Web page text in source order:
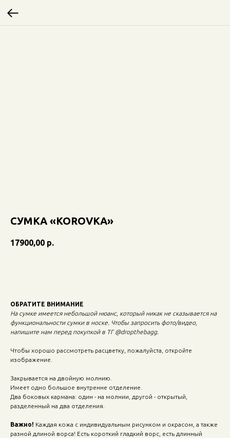
СУМКА «KOROVKA»
17900,00 р.
ОБРАТИТЕ ВНИМАНИЕ
На сумке имеется небольшой нюанс, который никак не сказывается на
функциональности сумки в носке. Чтобы запросить фото/видео,
напишите нам перед покупкой в ТГ @dropthebagg.
Чтобы хорошо рассмотреть расцветку, пожалуйста, откройте
изображение.
Закрывается на двойную молнию.
Имеет одно большое внутренне отделение.
Два боковых кармана: один - на молнии, другой - открытый,
разделенный на два отделения.
Важно! Каждая кожа с индивидуальным рисунком и окрасом, а также
разной длиной ворса! Есть короткий гладкий ворс, есть длинный